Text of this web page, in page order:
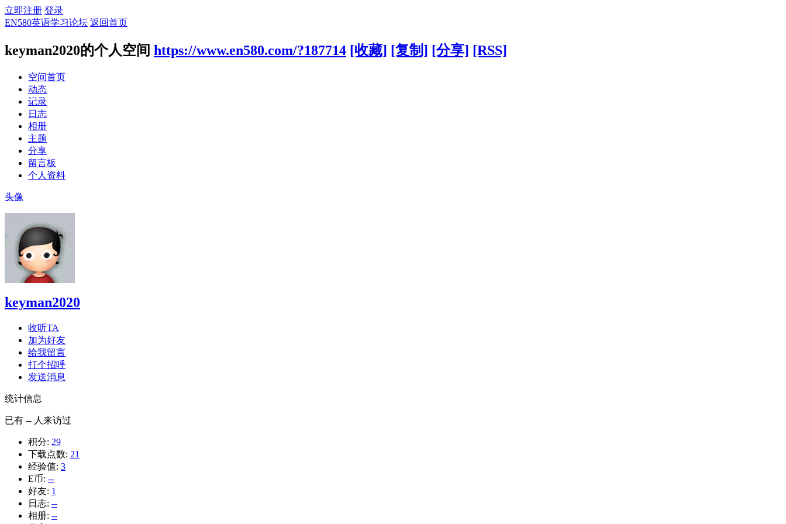
立即注册 登录
EN580英语学习论坛 返回首页
keyman2020的个人空间 https://www.en580.com/?187714 [收藏] [复制] [分享] [RSS]
空间首页
动态
记录
日志
相册
主题
分享
留言板
个人资料
头像
keyman2020
收听TA
加为好友
给我留言
打个招呼
发送消息
统计信息
已有 -- 人来访过
积分: 29
下载点数: 21
经验值: 3
E币: --
好友: 1
日志: --
相册: --